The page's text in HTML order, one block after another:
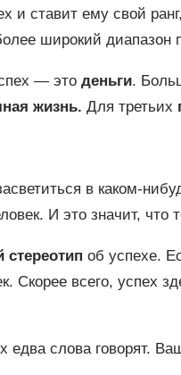
ставит ему свой
широкий диапазон
— это деньги.
жизнь. Для третьих
в каком-
И это значит, что
стереотип об успехе.
Скорее всего, успех
едва слова говорят.